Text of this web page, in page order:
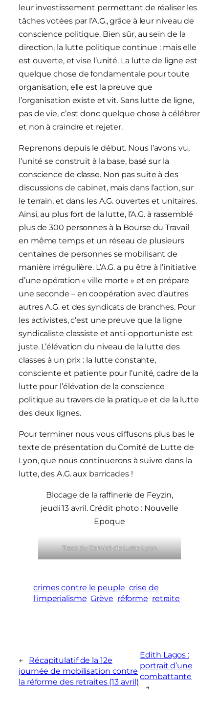
leur investissement permettant de réaliser les
tâches votées par l’A.G., grâce à leur niveau de
conscience politique. Bien sûr, au sein de la
direction, la lutte politique continue : mais elle
est ouverte, et vise l’unité. La lutte de ligne est
quelque chose de fondamentale pour toute
organisation, elle est la preuve que
l’organisation existe et vit. Sans lutte de ligne,
pas de vie, c’est donc quelque chose à célébrer
et non à craindre et rejeter.
Reprenons depuis le début. Nous l’avons vu,
l’unité se construit à la base, basé sur la
conscience de classe. Non pas suite à des
discussions de cabinet, mais dans l’action, sur
le terrain, et dans les A.G. ouvertes et unitaires.
Ainsi, au plus fort de la lutte, l’A.G. à rassemblé
plus de 300 personnes à la Bourse du Travail
en même temps et un réseau de plusieurs
centaines de personnes se mobilisant de
manière irrégulière. L’A.G. a pu être à l’initiative
d’une opération « ville morte » et en prépare
une seconde – en coopération avec d’autres
autres A.G. et des syndicats de branches. Pour
les activistes, c’est une preuve que la ligne
syndicaliste classiste et anti-opportuniste est
juste. L’élévation du niveau de la lutte des
classes à un prix : la lutte constante,
consciente et patiente pour l’unité, cadre de la
lutte pour l’élévation de la conscience
politique au travers de la pratique et de la lutte
des deux lignes.
Pour terminer nous vous diffusons plus bas le
texte de présentation du Comité de Lutte de
Lyon, que nous continuerons à suivre dans la
lutte, des A.G. aux barricades !
Blocage de la raffinerie de Feyzin,
jeudi 13 avril. Crédit photo : Nouvelle
Epoque
Tract du Comité de Lutte Lyon
crimes contre le peuple crise de
l'imperialisme Grève réforme retraite
←
Récapitulatif de la 12e
journée de mobilisation contre
la réforme des retraites (13 avril)
Edith Lagos :
portrait d’une
combattante
→